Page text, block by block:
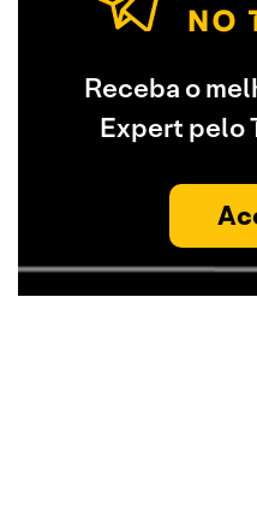
Receba o
Expert pelo